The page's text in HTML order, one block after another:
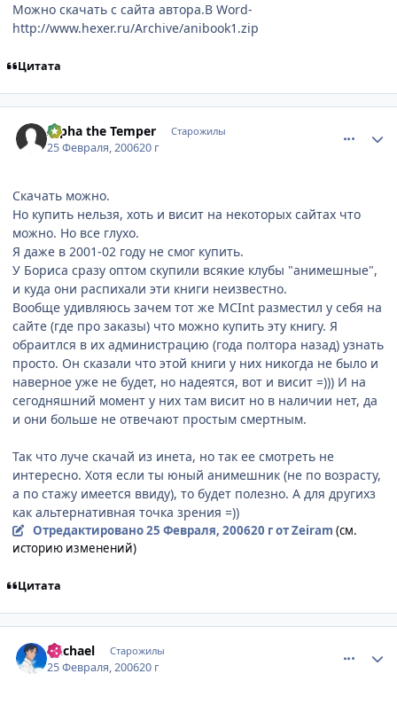
Можно скачать с сайта автора.В Word-
http://www.hexer.ru/Archive/anibook1.zip
Цитата
Alpha the Temper Старожилы
25 Февраля, 200620 г
Скачать можно.
Но купить нельзя, хоть и висит на некоторых сайтах что
можно. Но все глухо.
Я даже в 2001-02 году не смог купить.
У Бориса сразу оптом скупили всякие клубы "анимешные",
и куда они распихали эти книги неизвестно.
Вообще удивляюсь зачем тот же MCInt разместил у себя на
сайте (где про заказы) что можно купить эту книгу. Я
обраитлся в их администрацию (года полтора назад) узнать
просто. Он сказали что этой книги у них никогда не было и
наверное уже не будет, но надеятся, вот и висит =))) И на
сегодняшний момент у них там висит но в наличии нет, да
и они больше не отвечают простым смертным.
Так что луче скачай из инета, но так ее смотреть не
интересно. Хотя если ты юный анимешник (не по возрасту,
а по стажу имеется ввиду), то будет полезно. А для другихз
как альтернативная точка зрения =))
Отредактировано25 Февраля, 200620 гот Zeiram (см.
историю изменений)
Цитата
michael Старожилы
25 Февраля, 200620 г